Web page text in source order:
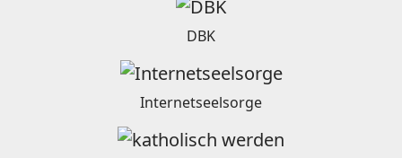
DBK
Internetseelsorge